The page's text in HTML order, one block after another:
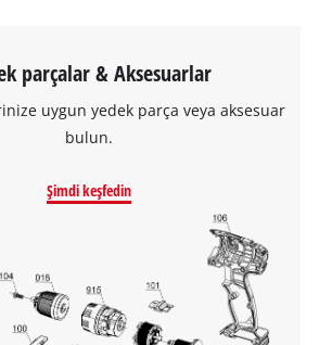
parçalar & Aksesuarlar
uygun yedek parça veya aksesuar
bulun.
Şimdi keşfedin